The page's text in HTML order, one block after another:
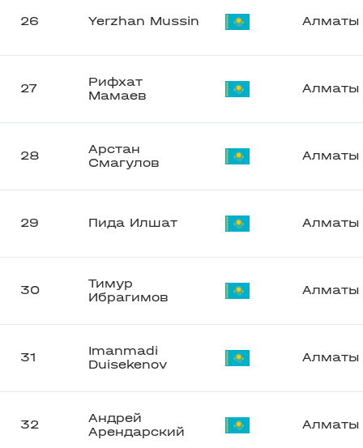
26 Yerzhan Mussin Алматы
27
Рифхат
Мамаев
Алматы
28
Арстан
Смагулов
Алматы
29 Пида Илшат Алматы
30
Тимур
Ибрагимов
Алматы
31
Imanmadi
Duisekenov
Алматы
32
Андрей
Арендарский
Алматы